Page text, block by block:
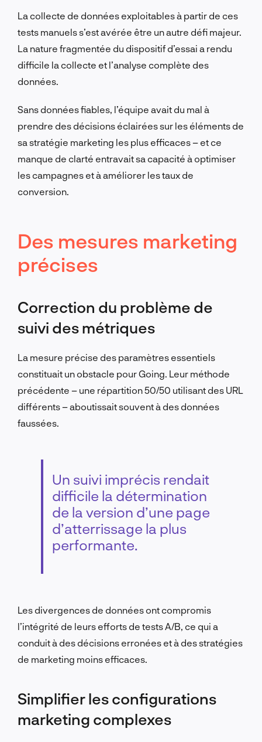
La collecte de données exploitables à partir de ces
tests manuels s’est avérée être un autre défi majeur.
La nature fragmentée du dispositif d’essai a rendu
difficile la collecte et l’analyse complète des
données.
Sans données fiables, l’équipe avait du mal à
prendre des décisions éclairées sur les éléments de
sa stratégie marketing les plus efficaces – et ce
manque de clarté entravait sa capacité à optimiser
les campagnes et à améliorer les taux de
conversion.
Des mesures marketing
précises
Correction du problème de
suivi des métriques
La mesure précise des paramètres essentiels
constituait un obstacle pour Going. Leur méthode
précédente – une répartition 50/50 utilisant des URL
différents – aboutissait souvent à des données
faussées.
Un suivi imprécis rendait
difficile la détermination
de la version d’une page
d’atterrissage la plus
performante.
Les divergences de données ont compromis
l’intégrité de leurs efforts de tests A/B, ce qui a
conduit à des décisions erronées et à des stratégies
de marketing moins efficaces.
Simplifier les configurations
marketing complexes